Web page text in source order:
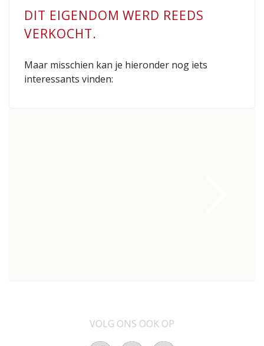
DIT EIGENDOM WERD REEDS
VERKOCHT.
Maar misschien kan je hieronder nog iets
interessants vinden:
VOLG ONS OOK OP